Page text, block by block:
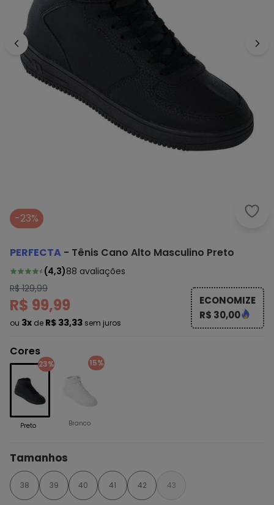
-23%
PERFECTA - Tênis Cano Alto Masculino Preto
(4,3)88 avaliações
R$ 129,99
R$ 99,99
ou 3x de R$ 33,33 sem juros
ECONOMIZE
R$ 30,00
Cores
23%
Preto
15%
Branco
Tamanhos
38 39 40 41 42 43